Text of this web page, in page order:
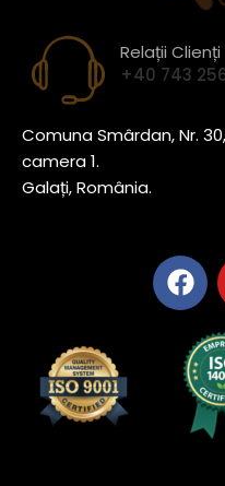
Relații Clienți
+40 743
Comuna Smârdan, Nr.
camera 1.
Galați, România.